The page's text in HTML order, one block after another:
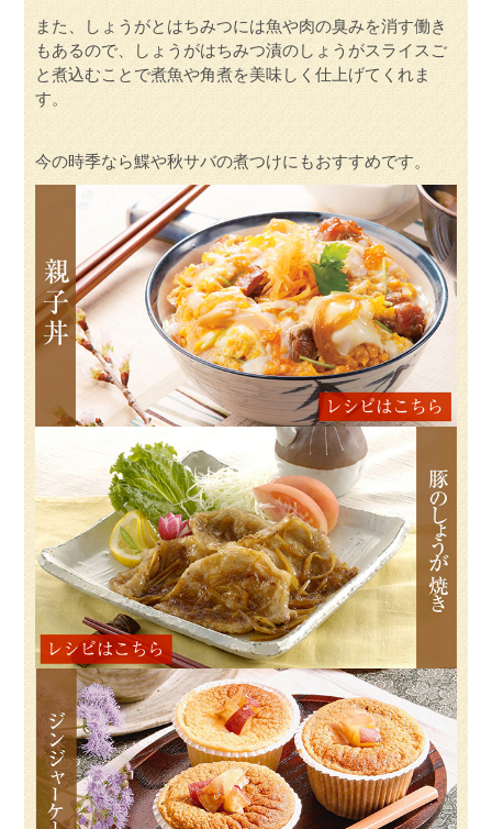
また、しょうがとはちみつには魚や肉の臭みを消す働き
もあるので、しょうがはちみつ漬のしょうがスライスご
と煮込むことで煮魚や角煮を美味しく仕上げてくれま
す。
今の時季なら鰈や秋サバの煮つけにもおすすめです。